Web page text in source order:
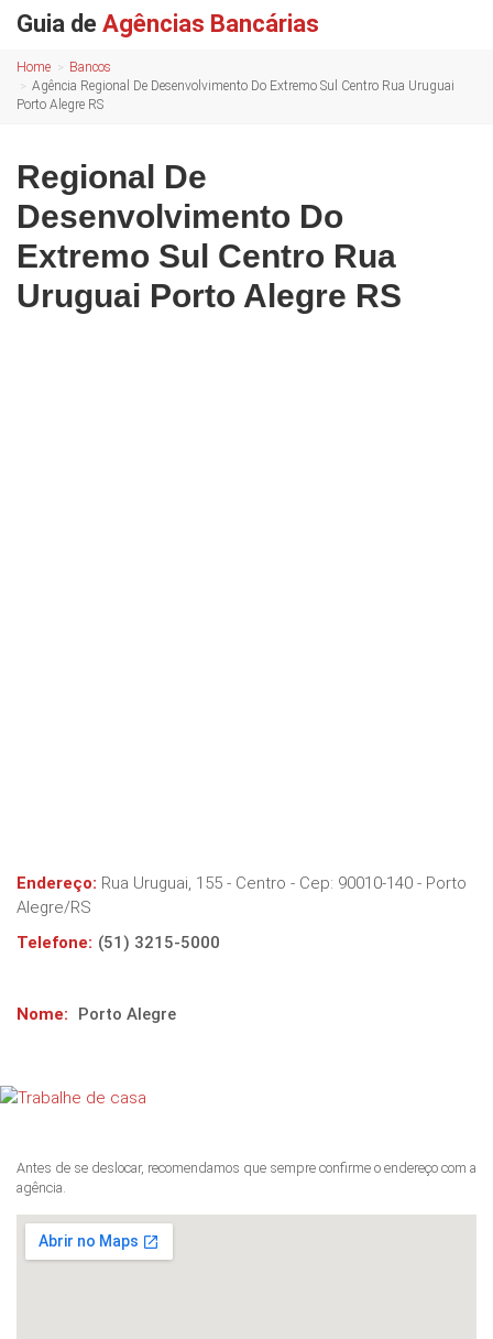
Guia de Agências Bancárias
Home
Bancos
Agência Regional De Desenvolvimento Do Extremo Sul Centro Rua Uruguai
Porto Alegre RS
Regional De
Desenvolvimento Do
Extremo Sul Centro Rua
Uruguai Porto Alegre RS
Endereço: Rua Uruguai, 155 - Centro - Cep: 90010-140 - Porto
Alegre/RS
Telefone: (51) 3215-5000
Nome: Porto Alegre
Antes de se deslocar, recomendamos que sempre confirme o endereço com a
agência.